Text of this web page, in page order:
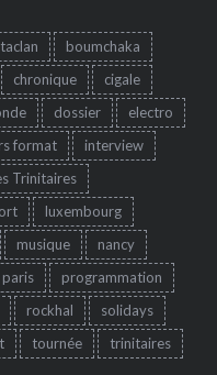
boumchaka
chronique
cigale
dossier
electro
format
interview
Trinitaires
luxembourg
musique
nancy
paris
programmation
rockhal
solidays
tournée
trinitaires